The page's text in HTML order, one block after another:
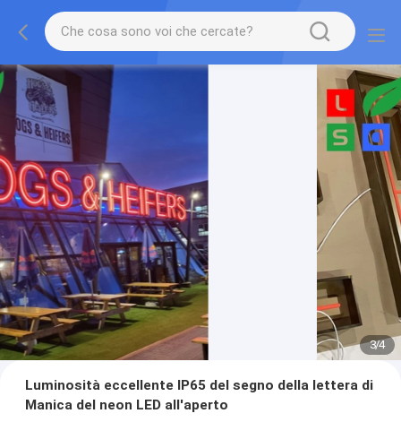
3/4
Luminosità eccellente IP65 del segno della lettera di
Manica del neon LED all'aperto